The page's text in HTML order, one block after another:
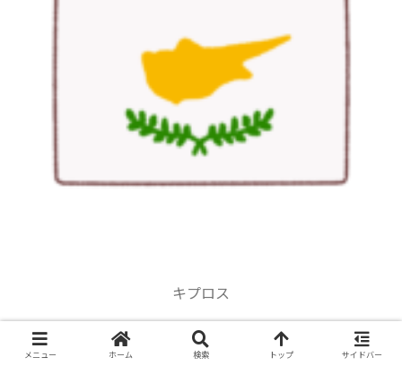
キプロス
メニュー ホーム 検索 トップ サイドバー